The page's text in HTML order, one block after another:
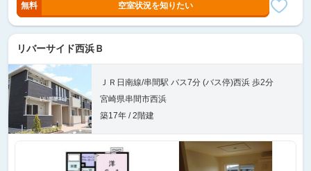
無料 空室状況を知りたい
リバーサイド西浜Ｂ
ＪＲ日南線/串間駅 バス7分 (バス停)西浜 歩2分
宮崎県串間市西浜
築17年 / 2階建